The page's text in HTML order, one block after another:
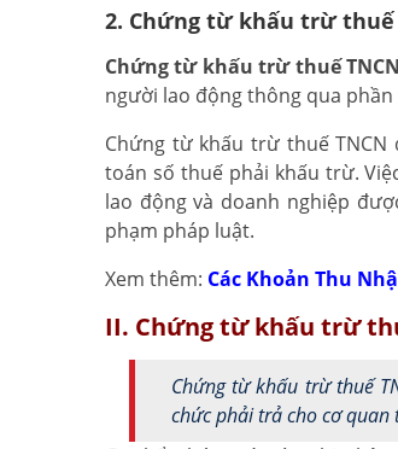
2. Chứng từ khấu trừ thuế
Chứng từ khấu trừ thuế
người lao động thông qua
Chứng từ khấu trừ thuế
toán số thuế phải khấu trừ.
lao động và doanh nghiệp
phạm pháp luật.
Xem thêm: Các Khoản Thu
II. Chứng từ khấu trừ
Chứng từ khấu trừ thuế
chức phải trả cho cơ quan